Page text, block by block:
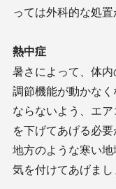
っては外科的な処置
熱中症
暑さによって、体内
調節機能が動かな
ならないよう、エ
を下げてあげる必
地方のような寒い
気を付けてあげまし